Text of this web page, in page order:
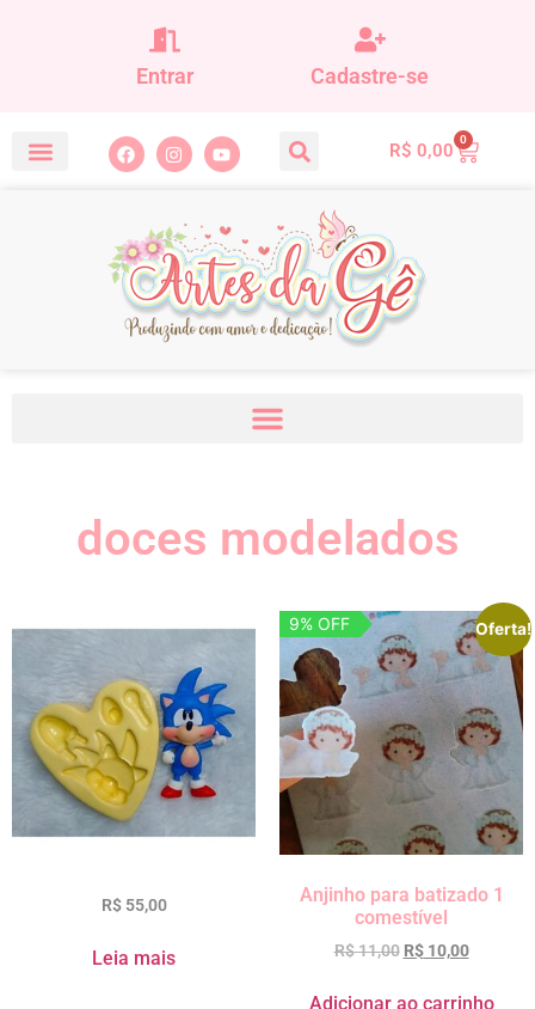
Entrar Cadastre-se
R$ 0,00
0
doces modelados
R$55,00
Leia mais
Oferta!
9% OFF
Anjinho para batizado 1
comestível
R$11,00 R$10,00
Adicionar ao carrinho